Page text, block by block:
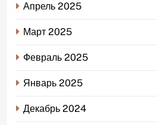
Апрель 2025
Март 2025
Февраль 2025
Январь 2025
Декабрь 2024